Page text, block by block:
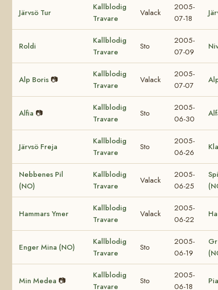
Järvsö Tur
Kallblodig
Travare
Valack
2005-
07-18
Roldi
Kallblodig
Travare
Sto
2005-
07-09
Alp Boris 📷
Kallblodig
Travare
Valack
2005-
07-07
Alfia 📷
Kallblodig
Travare
Sto
2005-
06-30
Järvsö Freja
Kallblodig
Travare
Sto
2005-
06-26
Nebbenes Pil
(NO)
Kallblodig
Travare
Valack
2005-
06-25
Hammars Ymer
Kallblodig
Travare
Valack
2005-
06-22
Enger Mina (NO)
Kallblodig
Travare
Sto
2005-
06-19
Min Medea 📷
Kallblodig
Travare
Sto
2005-
06-18